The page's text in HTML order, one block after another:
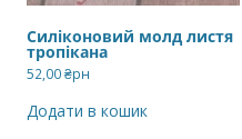
Силіконовий молд листя
тропікана
52,00₴рн
Додати в кошик